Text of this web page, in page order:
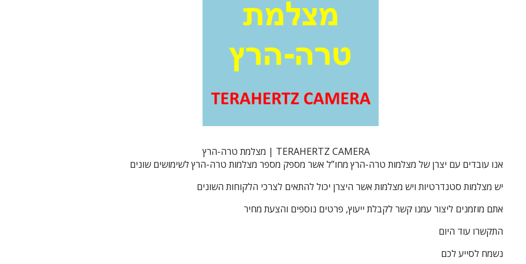
מצלמת טרה-הרץ | TERAHERTZ CAMERA
אנו עובדים עם יצרן של מצלמות טרה-הרץ מחו”ל אשר מספק מספר מצלמות טרה-הרץ לשימושים שונים
יש מצלמות סטנדרטיות ויש מצלמות אשר היצרן יכול להתאים לצרכי הלקוחות השונים
אתם מוזמנים ליצור עמנו קשר לקבלת ייעוץ, פרטים נוספים והצעת מחיר
התקשרו עוד היום
נשמח לסייע לכם